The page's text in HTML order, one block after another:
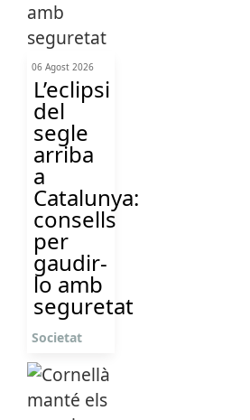
06 Agost 2026
L’eclipsi
del
segle
arriba
a
Catalunya:
consells
per
gaudir-
lo amb
seguretat
Societat